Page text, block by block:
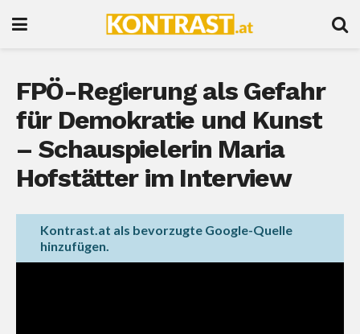
FPÖ-Regierung als Gefahr
für Demokratie und Kunst
– Schauspielerin Maria
Hofstätter im Interview
Kontrast.at als bevorzugte Google-Quelle
hinzufügen.